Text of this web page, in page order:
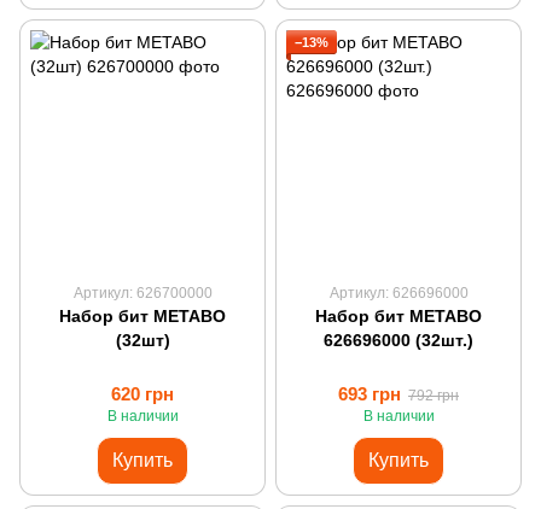
Артикул: 626700000
Набор бит METABO
(32шт)
620 грн
В наличии
Купить
−13%
Артикул: 626696000
Набор бит METABO
626696000 (32шт.)
693 грн 792 грн
В наличии
Купить